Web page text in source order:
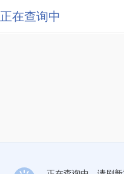
正在查询中